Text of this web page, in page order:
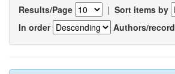
Results/Page | Sort items by
In order
Authors/record